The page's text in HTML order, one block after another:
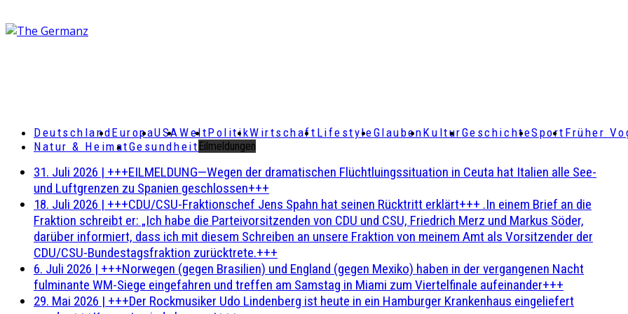
DeutschlandEuropaUSAWeltPolitikWirtschaft LifestyleGlaubenKulturGeschichteSport Früher
Natur & HeimatGesundheit Eilmeldungen
31. Juli 2026 | +++EILMELDUNG—Wegen der dramatischen Flüchtluingssituation in Ceuta hat Italien alle See-
und Luftgrenzen zu Spanien geschlossen+++
18. Juli 2026 | +++CDU/CSU-Fraktionschef Jens Spahn hat seinen Rücktritt erklärt+++ .In einem Brief an die
Fraktion schreibt er: „Ich habe die Parteivorsitzenden von CDU und CSU, Friedrich Merz und Markus Söder,
darüber informiert, dass ich mit diesem Schreiben an unsere Fraktion von meinem Amt als Vorsitzender der
CDU/CSU-Bundestagsfraktion zurücktrete.+++
6. Juli 2026 | +++Norwegen (gegen Brasilien) und England (gegen Mexiko) haben in der vergangenen Nacht
fulminante WM-Siege eingefahren und treffen am Samstag in Miami zum Viertelfinale aufeinander+++
29. Mai 2026 | +++Der Rockmusiker Udo Lindenberg ist heute in ein Hamburger Krankenhaus eingeliefert